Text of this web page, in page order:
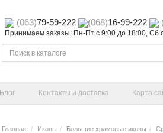
(063)79-59-222 (068)16-99-222
Принимаем заказы: Пн-Пт с 9:00 до 18:00, Сб
Блог Контакты и доставка Карта
Главная Иконы Большие храмовые иконы